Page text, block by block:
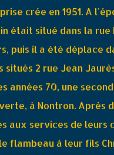
crée en 1951. A
était situé dans la rue
puis il a été déplace
situés 2 rue Jean
années 70, une
à Nontron. Après
aux services de leurs
flambeau à leur fils